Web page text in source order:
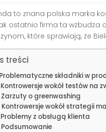
to znana polska marka
ostatnio firma ta wzbudza
które sprawiają, że
treści
Problematyczne składniki w
Kontrowersje wokół testów na
Zarzuty o greenwashing
Kontrowersje wokół strategii
Problemy z obsługą klienta
Podsumowanie